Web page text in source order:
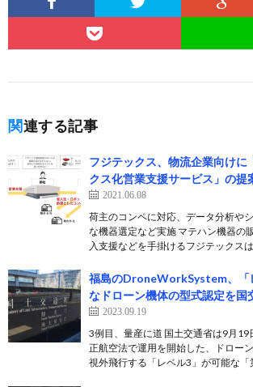
関連する記事
フジテックス、物流企業向けに
クス化営業支援サービス」の提
2021.06.08
荷主のコンペに対応、データ分析や
な機器選定など実施 マテハン機器の
入支援などを手掛けるフジテックス
福島のDroneWorkSystem、「
なドローン機体の型式認定を国
2023.09.19
3例目、量産に道 国土交通省は9月19
正航空法で運用を開始した、ドロー
視外飛行する「レベル3」が可能な